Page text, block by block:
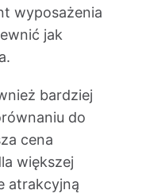
wyposażenia
jak
bardziej
do
cena
większej
atrakcyjną